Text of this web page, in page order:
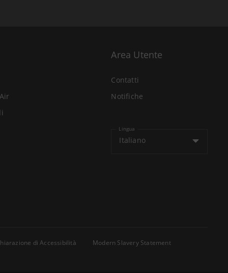
Area Utente
Contatti
Notifiche
Lingua
Italiano
di Accessibilità
Modern Slavery Statement